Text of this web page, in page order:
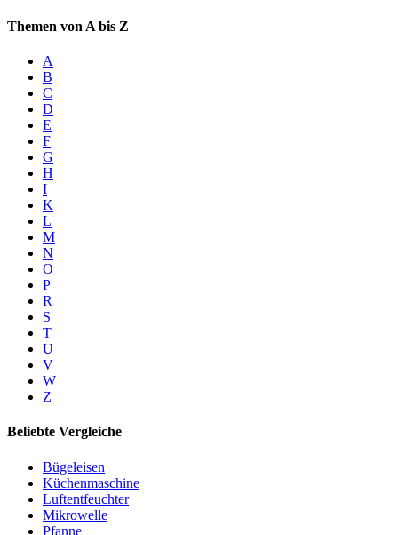
Themen von A bis Z
A
B
C
D
E
F
G
H
I
K
L
M
N
O
P
R
S
T
U
V
W
Z
Beliebte Vergleiche
Bügeleisen
Küchenmaschine
Luftentfeuchter
Mikrowelle
Pfanne